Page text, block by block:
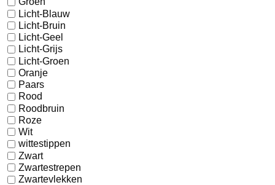
Licht-Blauw
Licht-Bruin
Licht-Geel
Licht-Grijs
Licht-Groen
Oranje
Paars
Rood
Roodbruin
Roze
Wit
wittestippen
Zwart
Zwartestrepen
Zwartevlekken